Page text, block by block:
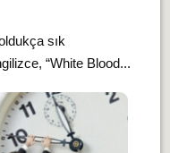
sık
“White Blood...